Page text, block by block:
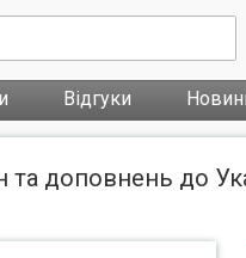
Відгуки
доповнень до